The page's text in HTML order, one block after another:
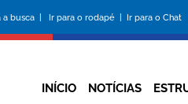
a busca | Ir para o rodapé | Ir para o Chat
INÍCIO NOTÍCIAS